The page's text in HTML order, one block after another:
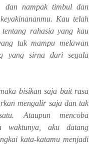
dan nampak timbul dan
Kau telah
rahasia yang kau
tak mampu melawan
yang sirna dari segala
bisikan saja bait rasa
mengalir saja dan tak
Ataupun mencoba
waktunya, aku datang
kata-katamu menjadi